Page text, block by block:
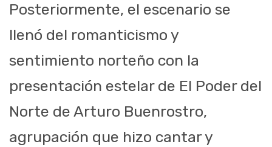
Posteriormente, el escenario se
llenó del romanticismo y
sentimiento norteño con la
presentación estelar de El Poder del
Norte de Arturo Buenrostro,
agrupación que hizo cantar y